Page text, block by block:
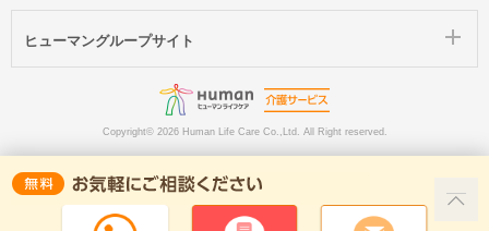
ヒューマングループサイト
Copyright© 2026 Human Life Care Co.,Ltd. All Right reserved.